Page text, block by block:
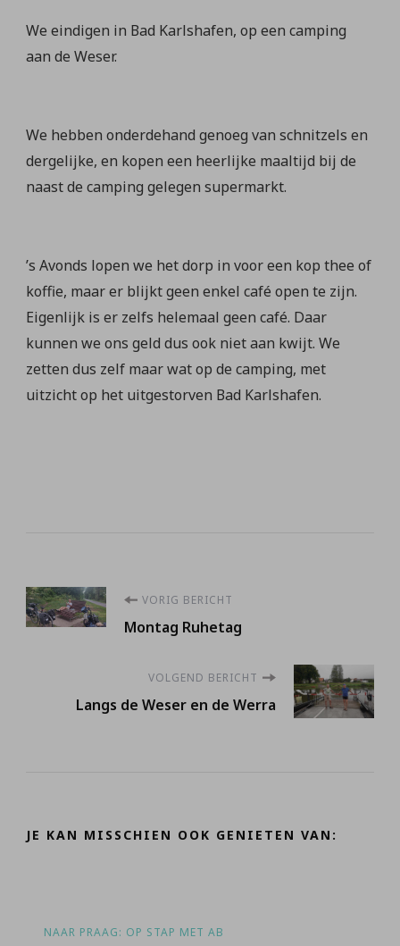
We eindigen in Bad Karlshafen, op een camping
aan de Weser.
We hebben onderdehand genoeg van schnitzels en
dergelijke, en kopen een heerlijke maaltijd bij de
naast de camping gelegen supermarkt.
’s Avonds lopen we het dorp in voor een kop thee of
koffie, maar er blijkt geen enkel café open te zijn.
Eigenlijk is er zelfs helemaal geen café. Daar
kunnen we ons geld dus ook niet aan kwijt. We
zetten dus zelf maar wat op de camping, met
uitzicht op het uitgestorven Bad Karlshafen.
Berichtnavigatie
VORIG BERICHT
Montag Ruhetag
VOLGEND BERICHT
Langs de Weser en de Werra
JE KAN MISSCHIEN OOK GENIETEN VAN:
NAAR PRAAG: OP STAP MET AB